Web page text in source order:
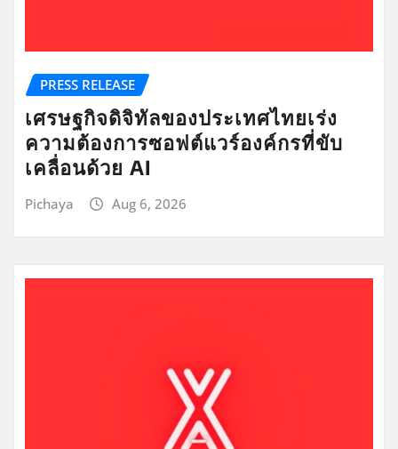
PRESS RELEASE
เศรษฐกิจดิจิทัลของประเทศไทยเร่ง
ความต้องการซอฟต์แวร์องค์กรที่ขับ
เคลื่อนด้วย AI
Pichaya Aug 6, 2026